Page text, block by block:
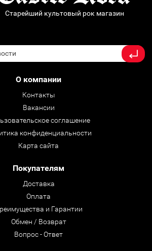
Старейший культовый рок магазин
О компании
Контакты
Вакансии
соглашение
конфиденциальности
Карта сайта
Покупателям
Доставка
Оплата
и Гарантии
Обмен / Возврат
Вопрос - Ответ